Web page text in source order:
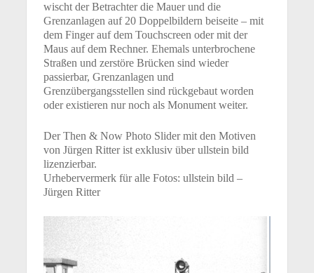
wischt der Betrachter die Mauer und die
Grenzanlagen auf 20 Doppelbildern beiseite – mit
dem Finger auf dem Touchscreen oder mit der
Maus auf dem Rechner. Ehemals unterbrochene
Straßen und zerstöre Brücken sind wieder
passierbar, Grenzanlagen und
Grenzübergangsstellen sind rückgebaut worden
oder existieren nur noch als Monument weiter.
Der Then & Now Photo Slider mit den Motiven
von Jürgen Ritter ist exklusiv über ullstein bild
lizenzierbar.
Urhebervermerk für alle Fotos: ullstein bild –
Jürgen Ritter